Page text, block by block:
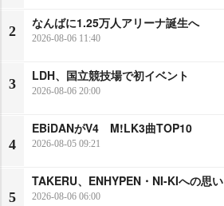
2
なんばに1.25万人アリーナ誕生へ
2026-08-06 11:40
3
LDH、国立競技場で初イベント
2026-08-06 20:00
4
EBiDANがV4 M!LK3曲TOP10
2026-08-05 09:21
5
TAKERU、ENHYPEN・NI-KIへの思い
2026-08-06 06:00